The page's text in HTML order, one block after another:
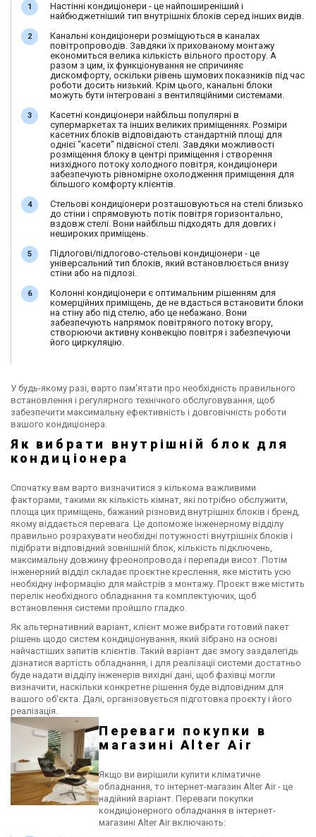
Настінні кондиціонери - це найпоширеніший і
найбюджетніший тип внутрішніх блоків серед інших видів.
Канальні кондиціонери розміщуються в каналах
повітропроводів. Завдяки їх прихованому монтажу
економиться велика кількість вільного простору. А
разом з цим, їх функціонування не спричиняє
дискомфорту, оскільки рівень шумових показників під час
роботи досить низький. Крім цього, канальні блоки
можуть бути інтегровані з вентиляційними системами.
Касетні кондиціонери найбільш популярні в
супермаркетах та інших великих приміщеннях. Розміри
касетних блоків відповідають стандартній площі для
однієї "касети" підвісної стелі. Завдяки можливості
розміщення блоку в центрі приміщення і створення
низхідного потоку холодного повітря, кондиціонери
забезпечують рівномірне охолодження приміщення для
більшого комфорту клієнтів.
Стельові кондиціонери розташовуються на стелі близько
до стіни і спрямовують потік повітря горизонтально,
вздовж стелі. Вони найбільш підходять для довгих і
нешироких приміщень.
Підлогові/підлогово-стельові кондиціонери - це
універсальний тип блоків, який встановлюється внизу
стіни або на підлозі.
Колонні кондиціонери є оптимальним рішенням для
комерційних приміщень, де не вдасться встановити блоки
на стіну або під стелю, або це небажано. Вони
забезпечують напрямок повітряного потоку вгору,
створюючи активну конвекцію повітря і забезпечуючи
його циркуляцію.
У будь-якому разі, варто пам'ятати про необхідність правильного
встановлення і регулярного технічного обслуговування, щоб
забезпечити максимальну ефективність і довговічність роботи
вашого кондиціонера.
Як вибрати внутрішній блок для
кондиціонера
Спочатку вам варто визначитися з кількома важливими
факторами, такими як кількість кімнат, які потрібно обслужити,
площа цих приміщень, бажаний різновид внутрішніх блоків і бренд,
якому віддається перевага. Це допоможе інженерному відділу
правильно розрахувати необхідні потужності внутрішніх блоків і
підібрати відповідний зовнішній блок, кількість підключень,
максимальну довжину фреонопровода і перепади висот. Потім
інженерний відділ складає проєктне креслення, яке містить усю
необхідну інформацію для майстрів з монтажу. Проєкт вже містить
перелік необхідного обладнання та комплектуючих, щоб
встановлення системи пройшло гладко.
Як альтернативний варіант, клієнт може вибрати готовий пакет
рішень щодо систем кондиціонування, який зібрано на основі
найчастіших запитів клієнтів. Такий варіант дає змогу заздалегідь
дізнатися вартість обладнання, і для реалізації системи достатньо
буде надати відділу інженерів вихідні дані, щоб фахівці могли
визначити, наскільки конкретне рішення буде відповідним для
вашого об'єкта. Далі, організовується підготовка проєкту і його
реалізація.
Переваги покупки в
магазині Alter Air
Якщо ви вирішили купити кліматичне
обладнання, то інтернет-магазин Alter Air - це
надійний варіант. Переваги покупки
кондиціонерного обладнання в інтернет-
магазині Alter Air включають: